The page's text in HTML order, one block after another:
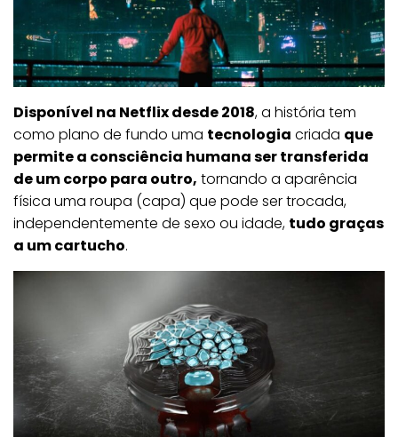
Disponível na Netflix desde 2018, a história tem
como plano de fundo uma tecnologia criada que
permite a consciência humana ser transferida
de um corpo para outro, tornando a aparência
física uma roupa (capa) que pode ser trocada,
independentemente de sexo ou idade, tudo graças
a um cartucho.